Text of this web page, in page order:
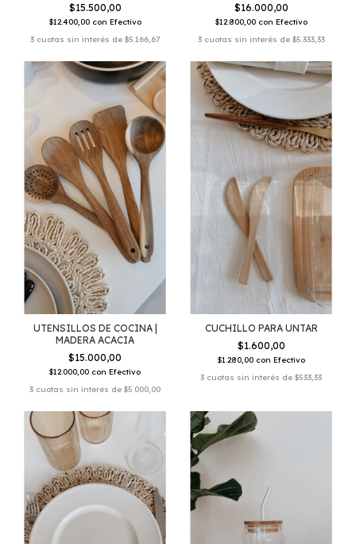
$15.500,00
$12.400,00 con Efectivo
3 cuotas sin interés de $5.166,67
$16.000,00
$12.800,00 con Efectivo
3 cuotas sin interés de $5.333,33
UTENSILLOS DE COCINA |
MADERA ACACIA
$15.000,00
$12.000,00 con Efectivo
3 cuotas sin interés de $5.000,00
CUCHILLO PARA UNTAR
$1.600,00
$1.280,00 con Efectivo
3 cuotas sin interés de $533,33